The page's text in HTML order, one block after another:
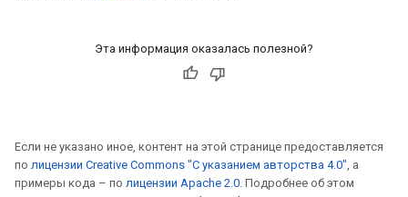
Эта информация оказалась полезной?
Если не указано иное, контент на этой странице предоставляется
по лицензии Creative Commons "С указанием авторства 4.0", а
примеры кода – по лицензии Apache 2.0. Подробнее об этом